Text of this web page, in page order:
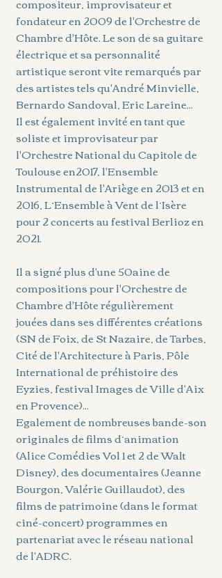
fondateur en 2009 de l'Orchestre de
Chambre d'Hôte. Le son de sa guitare
électrique et sa personnalité
artistique seront vite remarqués par
des artistes tels qu'André Minvielle,
Bernardo Sandoval, Eric Lareine...
Il est également invité en tant que
soliste et improvisateur par
l'Orchestre National du Capitole de
Toulouse en2017, l'Ensemble
Instrumental de l'Ariège en 2013 et en
2016, L’Ensemble à Vent de l’Isère
pour 2 concerts au festival Berlioz en
2021.
Il a signé plus d'une 50aine de
compositions pour l'Orchestre de
Chambre d'Hôte régulièrement
jouées dans ses différentes créations
(SN de Foix, de St Nazaire, de Tarbes,
Cité de l'Architecture à Paris, Pôle
International de préhistoire des
Eyzies, festival Images de Ville d'Aix
en Provence)...
Egalement de nombreuses bande-son
originales de films d’animation
(Alice Comédies Vol 1 et 2 de Walt
Disney), des documentaires (Jeanne
Bourgon, Valérie Guillaudot), des
films de patrimoine (dans le format
ciné-concert) programmes en
partenariat avec le réseau national
de l'ADRC.